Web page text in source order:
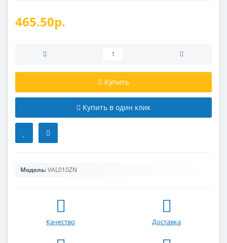
465.50р.
Купить
Купить в один клик
Модель:VAL010ZN
Качество Доставка